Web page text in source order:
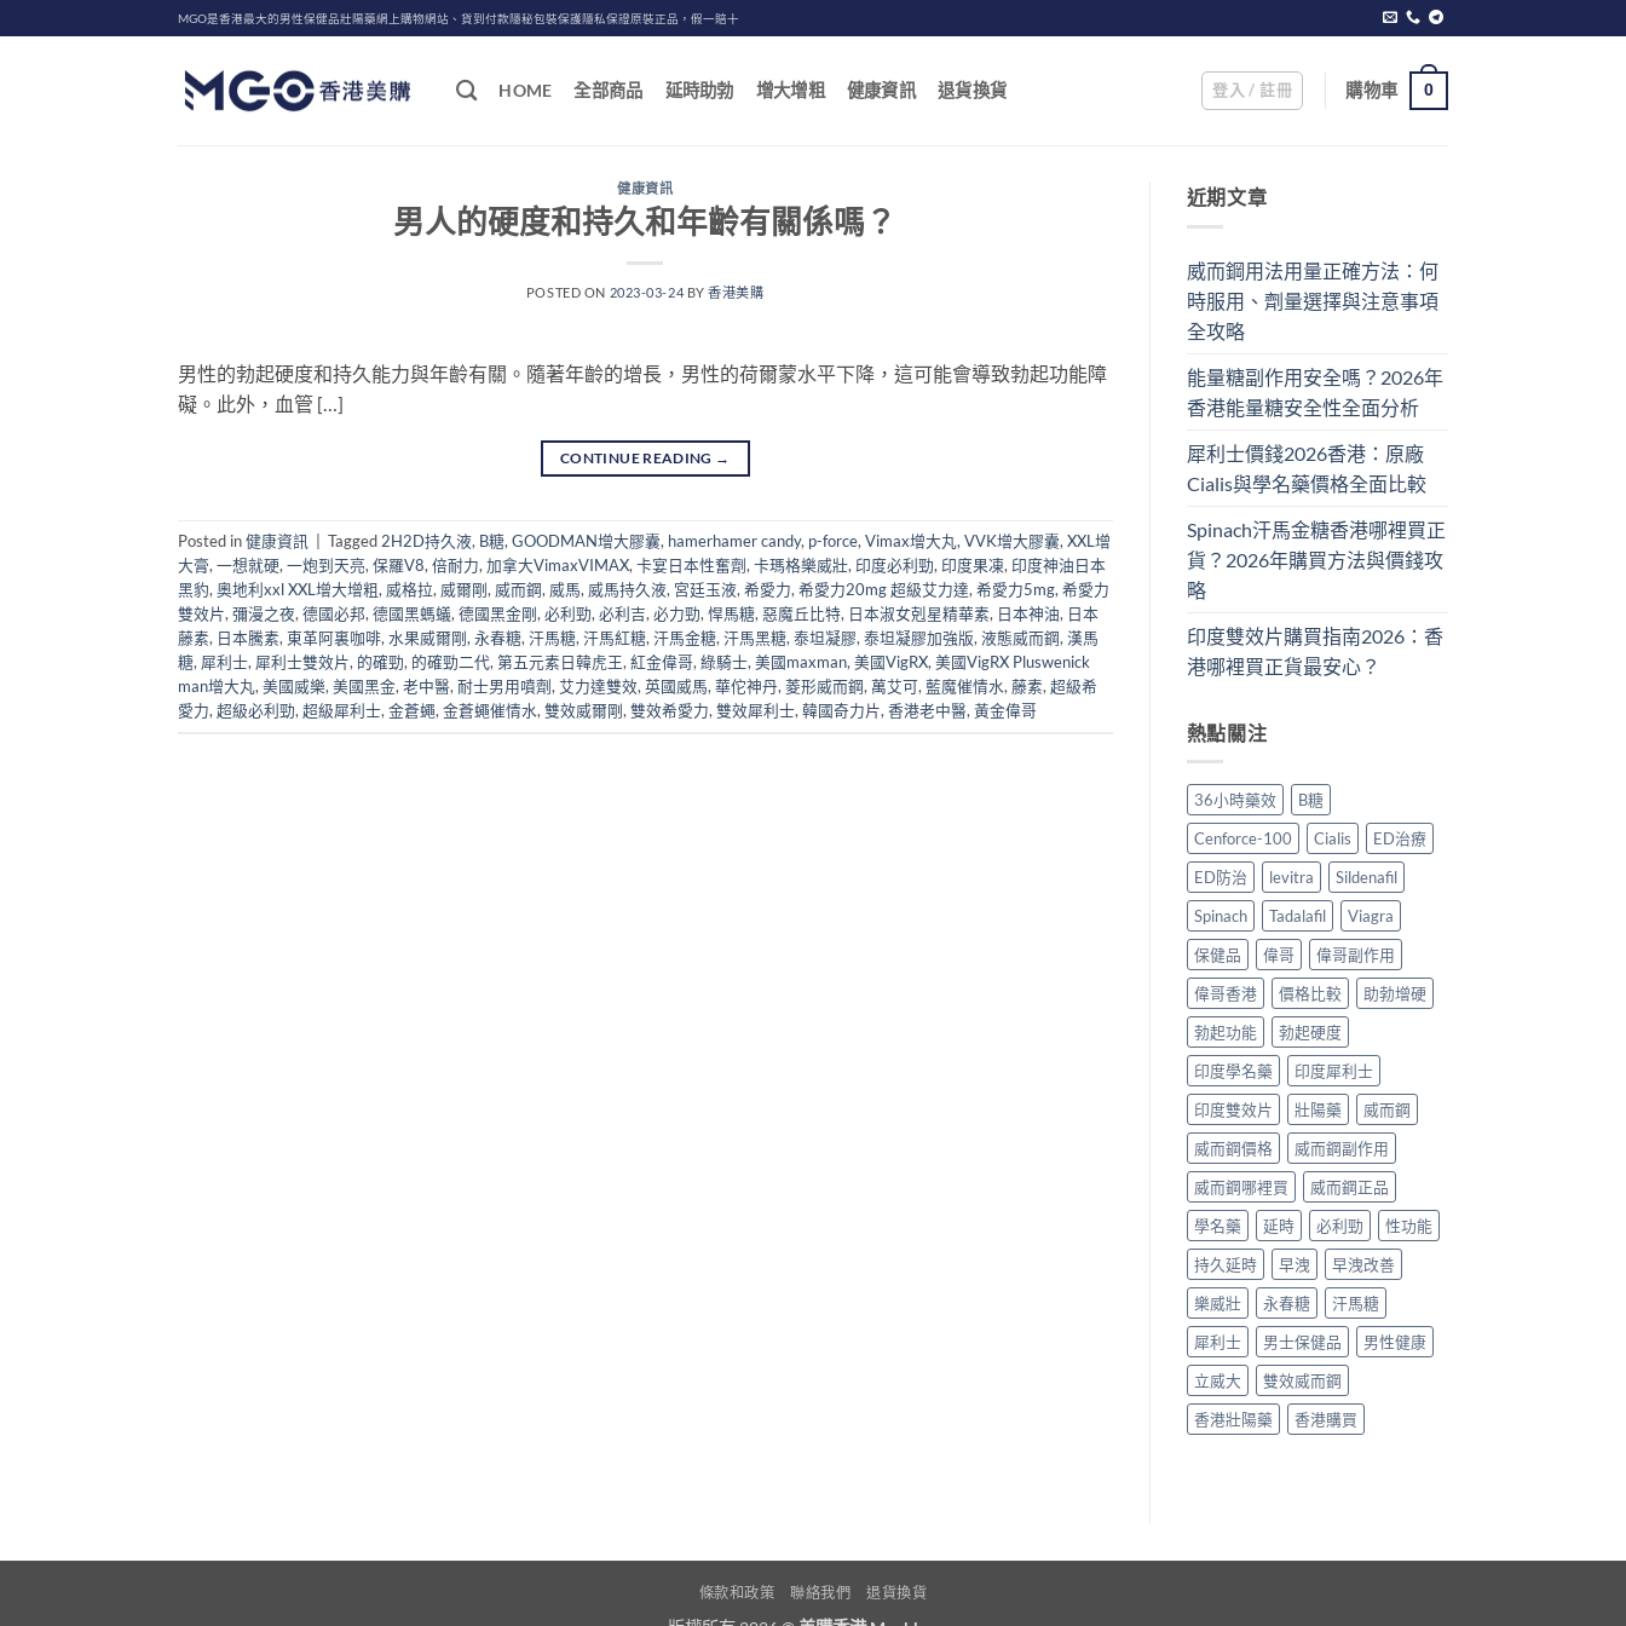
to
MGO是香港最大的男性保健品壯陽藥網上購物網站、貨到付款隱秘包裝保護隱私保證原裝正品，假一賠十
HOME 全部商品 延時助勃 增大增粗 健康資訊 退貨換貨 登入 / 註冊 購物車 0
健康資訊
男人的硬度和持久和年齡有關係嗎？
POSTED ON 2023-03-24 BY香港美購
男性的勃起硬度和持久能力與年齡有關。隨著年齡的增長，男性的荷爾蒙水平下降，這可能會導致勃起功能障
礙。此外，血管 […]
CONTINUE READING →
Posted in健康資訊 Tagged 2H2D持久液, B糖, GOODMAN增大膠囊, hamerhamer candy, p-force, Vimax增大丸, VVK增大膠囊, XXL增
大膏, 一想就硬, 一炮到天亮, 保羅V8, 倍耐力, 加拿大VimaxVIMAX, 卡宴日本性奮劑, 卡瑪格樂威壯, 印度必利勁, 印度果凍, 印度神油日本
黑豹, 奧地利xxl XXL增大增粗, 威格拉, 威爾剛, 威而鋼, 威馬, 威馬持久液, 宮廷玉液, 希愛力, 希愛力20mg 超級艾力達, 希愛力5mg, 希愛力
雙效片, 彌漫之夜, 德國必邦, 德國黑螞蟻, 德國黑金剛, 必利勁, 必利吉, 必力勁, 悍馬糖, 惡魔丘比特, 日本淑女剋星精華素, 日本神油, 日本
藤素, 日本騰素, 東革阿裏咖啡, 水果威爾剛, 永春糖, 汗馬糖, 汗馬紅糖, 汗馬金糖, 汗馬黑糖, 泰坦凝膠, 泰坦凝膠加強版, 液態威而鋼, 漢馬
糖, 犀利士, 犀利士雙效片, 的確勁, 的確勁二代, 第五元素日韓虎王, 紅金偉哥, 綠騎士, 美國maxman, 美國VigRX, 美國VigRX Pluswenick
man增大丸, 美國威樂, 美國黑金, 老中醫, 耐士男用噴劑, 艾力達雙效, 英國威馬, 華佗神丹, 菱形威而鋼, 萬艾可, 藍魔催情水, 藤素, 超級希
愛力, 超級必利勁, 超級犀利士, 金蒼蠅, 金蒼蠅催情水, 雙效威爾剛, 雙效希愛力, 雙效犀利士, 韓國奇力片, 香港老中醫, 黃金偉哥
近期文章
威而鋼用法用量正確方法：何
時服用、劑量選擇與注意事項
全攻略
能量糖副作用安全嗎？2026年
香港能量糖安全性全面分析
犀利士價錢2026香港：原廠
Cialis與學名藥價格全面比較
Spinach汗馬金糖香港哪裡買正
貨？2026年購買方法與價錢攻
略
印度雙效片購買指南2026：香
港哪裡買正貨最安心？
熱點關注
36小時藥效
B糖
Cenforce-100
Cialis
ED治療
ED防治
levitra
Sildenafil
Spinach
Tadalafil
Viagra
保健品
偉哥
偉哥副作用
偉哥香港
價格比較
助勃增硬
勃起功能
勃起硬度
印度學名藥
印度犀利士
印度雙效片
壯陽藥
威而鋼
威而鋼價格
威而鋼副作用
威而鋼哪裡買
威而鋼正品
學名藥
延時 必利勁
性功能
持久延時
早洩
早洩改善
樂威壯
永春糖
汗馬糖
犀利士
男士保健品
男性健康
立威大
雙效威而鋼
香港壯陽藥
香港購買
條款和政策 聯絡我們 退貨換貨